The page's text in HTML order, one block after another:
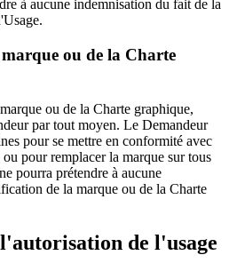
à aucune indemnisation du fait de la
ou de la Charte
ou de la Charte graphique,
par tout moyen. Le Demandeur
pour se mettre en conformité avec
pour remplacer la marque sur tous
pourra prétendre à aucune
de la marque ou de la Charte
de l'usage